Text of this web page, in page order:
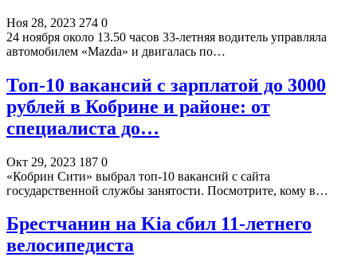
Ноя 28, 2023 274 0
24 ноября около 13.50 часов 33-летняя водитель управляла
автомобилем «Mazda» и двигалась по…
Топ-10 вакансий с зарплатой до 3000
рублей в Кобрине и районе: от
специалиста до…
Окт 29, 2023 187 0
«Кобрин Сити» выбрал топ-10 вакансий с сайта
государственной службы занятости. Посмотрите, кому в…
Брестчанин на Kia сбил 11-летнего
велосипедиста